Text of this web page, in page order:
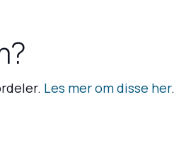
Les mer om disse her.